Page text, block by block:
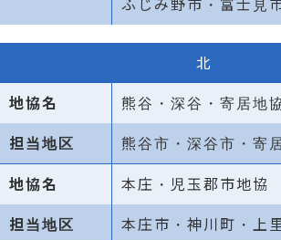
ふじみ野市・富士見
北
熊谷・深谷・寄居地
熊谷市・深谷市・寄
本庄・児玉郡市地協
本庄市・神川町・上